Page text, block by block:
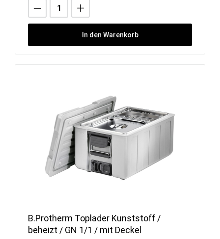
In den Warenkorb
B.Protherm Toplader Kunststoff /
beheizt / GN 1/1 / mit Deckel